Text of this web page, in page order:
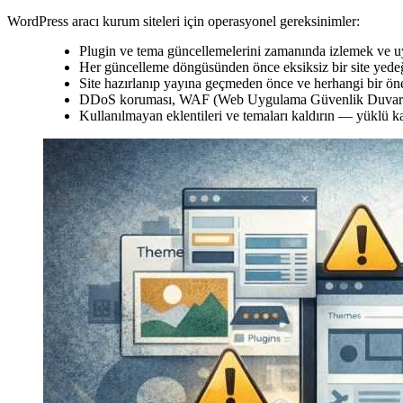
WordPress aracı kurum siteleri için operasyonel gereksinimler:
Plugin ve tema güncellemelerini zamanında izlemek ve
Her güncelleme döngüsünden önce eksiksiz bir site
Site hazırlanıp yayına geçmeden önce ve herhangi bir
DDoS koruması, WAF (Web Uygulama Güvenlik
Kullanılmayan eklentileri ve temaları kaldırın — yüklü